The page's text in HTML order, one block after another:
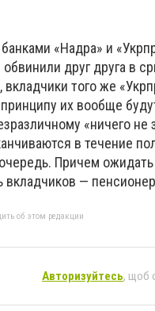
«Надра» и
друг друга в
того же
их вообще
«ничего не
в течение
Причем
—
об этом редакции
Авторизуйтесь, щоб